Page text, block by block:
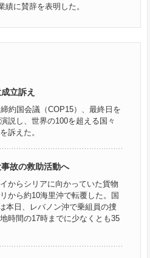
績に賛辞を表明した。
立訴え
約国会議（COP15）、最終日を
説し、世界の100を超える国々
訴えた。
故の救助活動へ
からシリアに向かっていた貨物
から約10海里沖で転覆した。国
本日、レバノン沖で乗組員の捜
時間の17時までに少なくとも35